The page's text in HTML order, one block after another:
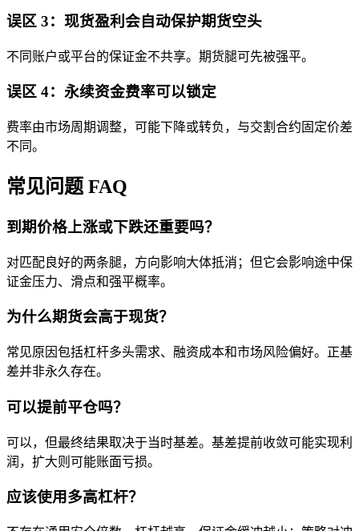
误区 3：现货盈利会自动保护期货空头
不同账户或平台的保证金不共享。期货腿可先被强平。
误区 4：永续资金费率可以锁定
费率由市场周期调整，可能下降或转负，与交割合约固定价差
不同。
常见问题 FAQ
到期价格上涨或下跌还重要吗？
对匹配良好的两条腿，方向影响大体抵消；但它会影响途中保
证金压力、滑点和强平概率。
为什么期货会高于现货？
常见原因包括杠杆多头需求、融资成本和市场风险偏好。正基
差并非永久存在。
可以提前平仓吗？
可以，但最终结果取决于当时基差。基差提前收敛可能实现利
润，扩大则可能账面亏损。
应该使用多高杠杆？